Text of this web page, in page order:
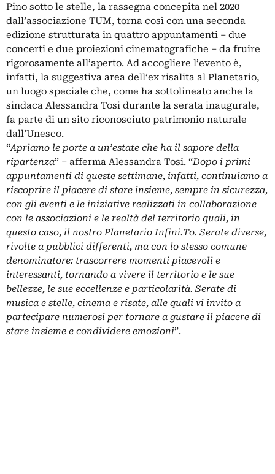
Pino sotto le stelle, la rassegna concepita nel 2020
dall’associazione TUM, torna così con una seconda
edizione strutturata in quattro appuntamenti – due
concerti e due proiezioni cinematografiche – da fruire
rigorosamente all’aperto. Ad accogliere l’evento è,
infatti, la suggestiva area dell’ex risalita al Planetario,
un luogo speciale che, come ha sottolineato anche la
sindaca Alessandra Tosi durante la serata inaugurale,
fa parte di un sito riconosciuto patrimonio naturale
dall’Unesco.
“Apriamo le porte a un’estate che ha il sapore della
ripartenza” – afferma Alessandra Tosi. “Dopo i primi
appuntamenti di queste settimane, infatti, continuiamo a
riscoprire il piacere di stare insieme, sempre in sicurezza,
con gli eventi e le iniziative realizzati in collaborazione
con le associazioni e le realtà del territorio quali, in
questo caso, il nostro Planetario Infini.To. Serate diverse,
rivolte a pubblici differenti, ma con lo stesso comune
denominatore: trascorrere momenti piacevoli e
interessanti, tornando a vivere il territorio e le sue
bellezze, le sue eccellenze e particolarità. Serate di
musica e stelle, cinema e risate, alle quali vi invito a
partecipare numerosi per tornare a gustare il piacere di
stare insieme e condividere emozioni”.